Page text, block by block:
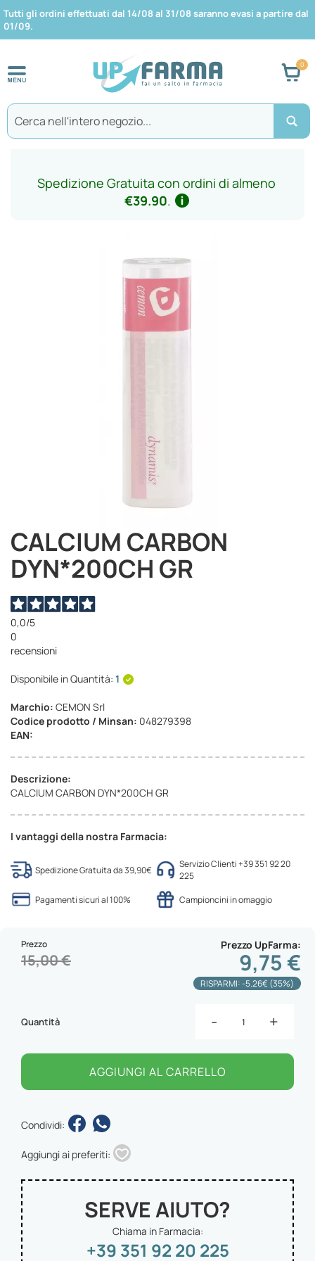
Tutti gli ordini effettuati dal 14/08 al 31/08 saranno evasi a partire dal
01/09.
Spedizione Gratuita con ordini di almeno
€39.90.
CALCIUM CARBON
DYN*200CH GR
0,0/5
0
recensioni
Disponibile in Quantità: 1
Marchio: CEMON Srl
Codice prodotto / Minsan: 048279398
EAN:
Descrizione:
CALCIUM CARBON DYN*200CH GR
I vantaggi della nostra Farmacia:
Spedizione Gratuita da 39,90€
Servizio Clienti +39 351 92 20
225
Pagamenti sicuri al 100%
Campioncini in omaggio
Prezzo UpFarma
9,75 €
Prezzo
15,00 €
RISPARMI: -5.26€ (35%)
Quantità - +
AGGIUNGI AL CARRELLO
Condividi:
Aggiungi ai preferiti:
SERVE AIUTO?
Chiama in Farmacia:
+39 351 92 20 225
Vai
all'inizio
della
galleria
immagini